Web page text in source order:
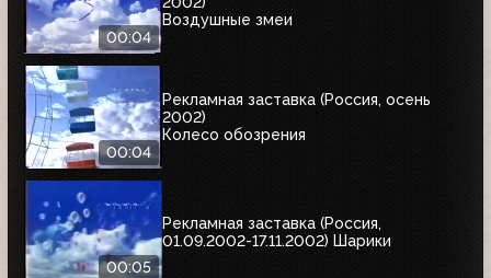
00:04
Воздушные змеи
00:04
Рекламная заставка (Россия, осень
2002)
Колесо обозрения
00:05
Рекламная заставка (Россия,
01.09.2002-17.11.2002) Шарики